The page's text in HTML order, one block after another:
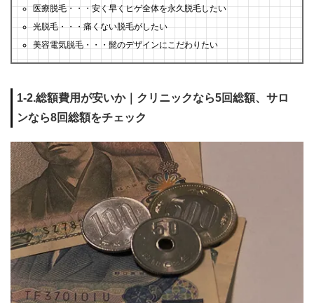
医療脱毛・・・安く早くヒゲ全体を永久脱毛したい
光脱毛・・・痛くない脱毛がしたい
美容電気脱毛・・・髭のデザインにこだわりたい
1-2.総額費用が安いか｜クリニックなら5回総額、サロ
ンなら8回総額をチェック